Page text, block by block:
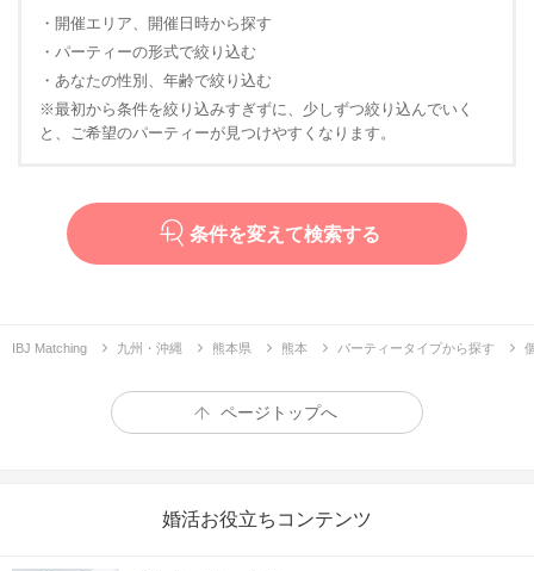
・開催エリア、開催日時から探す
・パーティーの形式で絞り込む
・あなたの性別、年齢で絞り込む
※最初から条件を絞り込みすぎずに、少しずつ絞り込んでいく
と、ご希望のパーティーが見つけやすくなります。
条件を変えて検索する
IBJ Matching 九州・沖縄 熊本県 熊本 パーティータイプから探す
ページトップへ
婚活お役立ちコンテンツ